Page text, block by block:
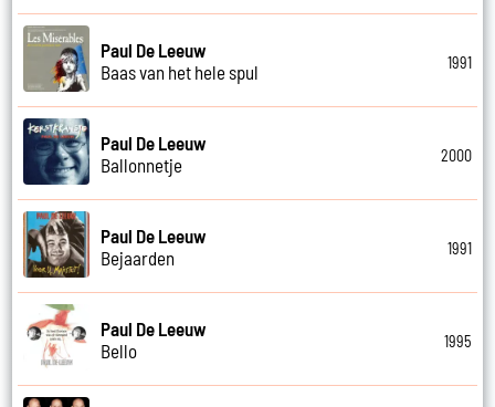
Paul De Leeuw
Baas van het hele spul
1991
Paul De Leeuw
Ballonnetje
2000
Paul De Leeuw
Bejaarden
1991
Paul De Leeuw
Bello
1995